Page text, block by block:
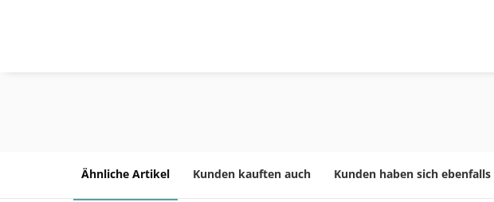
Ähnliche Artikel Kunden kauften auch Kunden haben sich ebenfalls